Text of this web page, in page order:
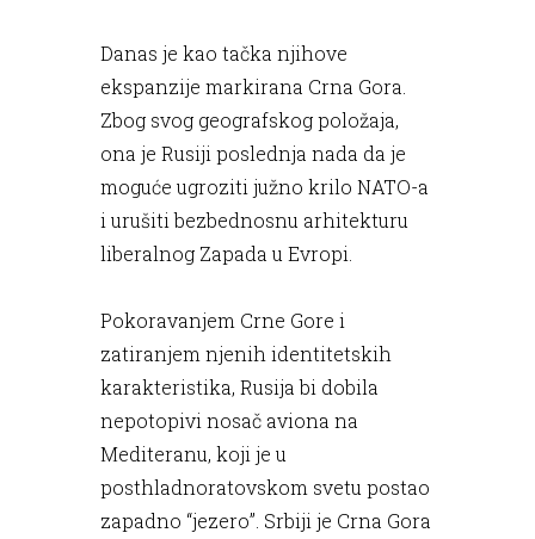
Danas je kao tačka njihove
ekspanzije markirana Crna Gora.
Zbog svog geografskog položaja,
ona je Rusiji poslednja nada da je
moguće ugroziti južno krilo NATO-a
i urušiti bezbednosnu arhitekturu
liberalnog Zapada u Evropi.
Pokoravanjem Crne Gore i
zatiranjem njenih identitetskih
karakteristika, Rusija bi dobila
nepotopivi nosač aviona na
Mediteranu, koji je u
posthladnoratovskom svetu postao
zapadno “jezero”. Srbiji je Crna Gora